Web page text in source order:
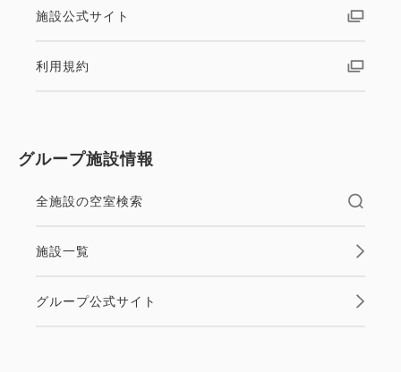
・こちらのプランは、宿泊日の前日より100％のキャ
施設公式サイト
利用規約
グループ施設情報
全施設の空室検索
施設一覧
グループ公式サイト